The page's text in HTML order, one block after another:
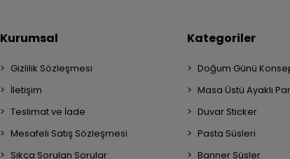
Kurumsal
Gizlilik Sözleşmesi
İletişim
Teslimat ve İade
Mesafeli Satış Sözleşmesi
Sıkça Sorulan Sorular
Kategoriler
Doğum Günü
Masa Üstü Ayaklı
Duvar Sticker
Pasta Süsleri
Banner Süsler